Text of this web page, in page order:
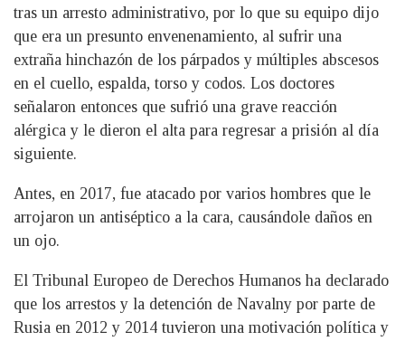
tras un arresto administrativo, por lo que su equipo dijo
que era un presunto envenenamiento, al sufrir una
extraña hinchazón de los párpados y múltiples abscesos
en el cuello, espalda, torso y codos. Los doctores
señalaron entonces que sufrió una grave reacción
alérgica y le dieron el alta para regresar a prisión al día
siguiente.
Antes, en 2017, fue atacado por varios hombres que le
arrojaron un antiséptico a la cara, causándole daños en
un ojo.
El Tribunal Europeo de Derechos Humanos ha declarado
que los arrestos y la detención de Navalny por parte de
Rusia en 2012 y 2014 tuvieron una motivación política y